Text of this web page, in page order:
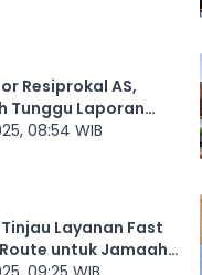
Resiprokal AS,
Tunggu Laporan
08:54 WIB
Layanan Fast
untuk Jamaah